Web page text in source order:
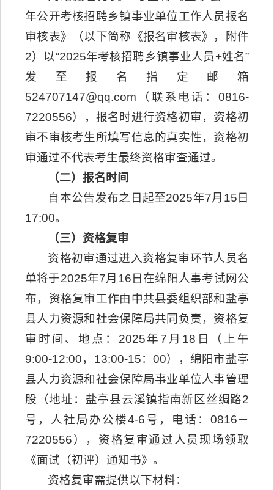
年公开考核招聘乡镇事业单位工作人员报名
审核表》（以下简称《报名审核表》，附件
2）以“2025年考核招聘乡镇事业人员+姓名”
发至报名指定邮箱
524707147@qq.com（联系电话：0816-
7220556），报名时进行资格初审，资格初
审不审核考生所填写信息的真实性，资格初
审通过不代表考生最终资格审查通过。
（二）报名时间
自本公告发布之日起至2025年7月15日
17:00。
（三）资格复审
资格初审通过进入资格复审环节人员名
单将于2025年7月16日在绵阳人事考试网公
布，资格复审工作由中共县委组织部和盐亭
县人力资源和社会保障局共同负责，资格复
审时间、地点：2025年7月18日（上午
9:00-12:00，13:00-15：00），绵阳市盐亭
县人力资源和社会保障局事业单位人事管理
股（地址：盐亭县云溪镇指南新区丝绸路2
号，人社局办公楼4-6号，电话：0816－
7220556），资格复审通过人员现场领取
《面试（初评）通知书》。
资格复审需提供以下材料：